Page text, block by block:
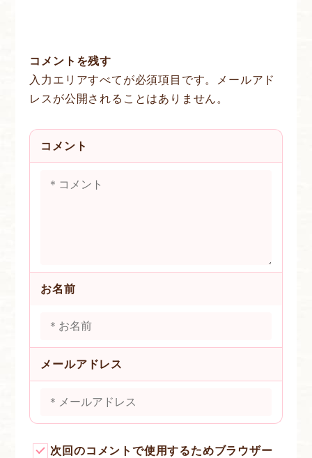
コメントを残す
入力エリアすべてが必須項目です。メールアド
レスが公開されることはありません。
コメント
お名前
メールアドレス
次回のコメントで使用するためブラウザー